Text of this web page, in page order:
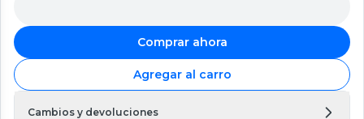
Comprar ahora
Agregar al carro
Cambios y devoluciones